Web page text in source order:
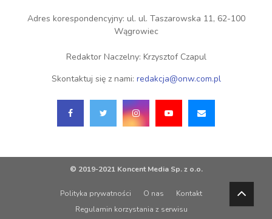
Adres korespondencyjny: ul. ul. Taszarowska 11, 62-100
Wągrowiec
Redaktor Naczelny: Krzysztof Czapul
Skontaktuj się z nami: redakcja@onw.com.pl
© 2019-2021 Koncent Media Sp. z o.o.
Polityka prywatności O nas
Kontakt
Regulamin korzystania z serwisu